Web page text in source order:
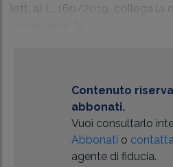
lett. a) L. 160/2019, collega la
Contenuto
abbonati.
Vuoi consultarlo
Abbonati o contatta
agente di fiducia.